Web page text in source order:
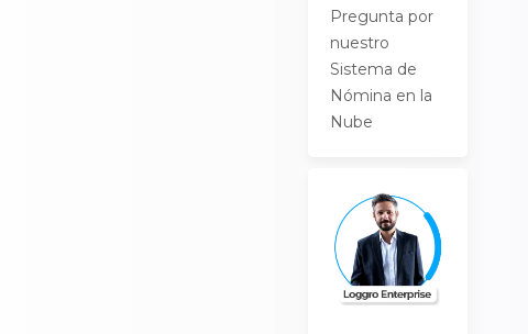
Pregunta por
nuestro
Sistema de
Nómina en la
Nube